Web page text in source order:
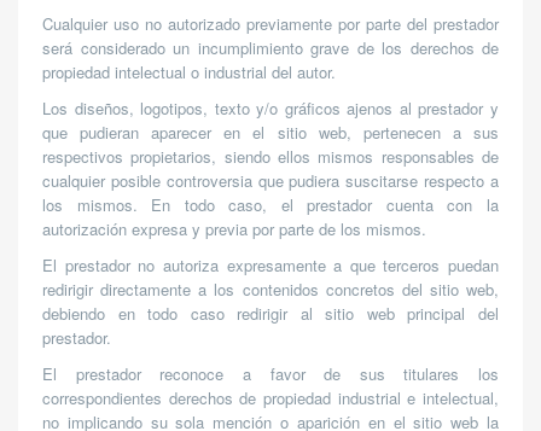
Cualquier uso no autorizado previamente por parte del prestador
será considerado un incumplimiento grave de los derechos de
propiedad intelectual o industrial del autor.
Los diseños, logotipos, texto y/o gráficos ajenos al prestador y
que pudieran aparecer en el sitio web, pertenecen a sus
respectivos propietarios, siendo ellos mismos responsables de
cualquier posible controversia que pudiera suscitarse respecto a
los mismos. En todo caso, el prestador cuenta con la
autorización expresa y previa por parte de los mismos.
El prestador no autoriza expresamente a que terceros puedan
redirigir directamente a los contenidos concretos del sitio web,
debiendo en todo caso redirigir al sitio web principal del
prestador.
El prestador reconoce a favor de sus titulares los
correspondientes derechos de propiedad industrial e intelectual,
no implicando su sola mención o aparición en el sitio web la